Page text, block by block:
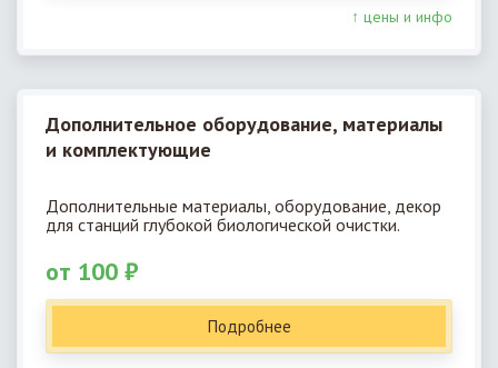
↑ цены и инфо
Дополнительное оборудование, материалы
и комплектующие
Дополнительные материалы, оборудование, декор
для станций глубокой биологической очистки.
от 100 ₽
Подробнее